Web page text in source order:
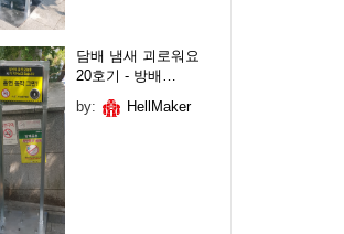
담배 냄새 괴로워요
20호기 - 방배…
by:
HellMaker